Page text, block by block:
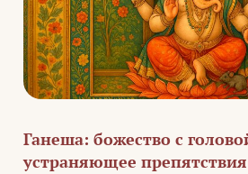
Ганеша: божество с
устраняющее препятствия